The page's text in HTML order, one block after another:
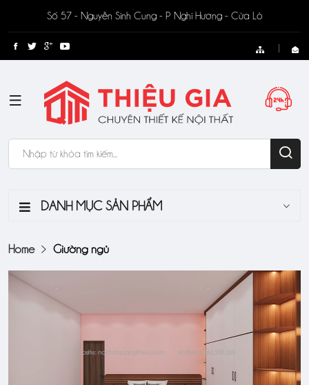
Số 57 - Nguyễn Sinh Cung - P Nghi Hương - Cửa Lò
DANH MỤC SẢN PHẨM
Home Giường ngủ